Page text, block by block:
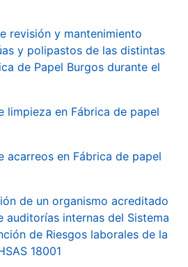
revisión y mantenimiento
y polipastos de las distintas
de Papel Burgos durante el
limpieza en Fábrica de papel
acarreos en Fábrica de papel
de un organismo acreditado
auditorías internas del Sistema
de Riesgos laborales de la
18001